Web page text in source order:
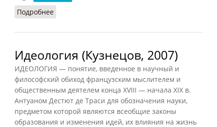
Подробнее
Идеология (Кузнецов, 2007)
ИДЕОЛОГИЯ — понятие, введенное в научный и
философский обиход французским мыслителем и
общественным деятелем конца XVIII — начала XIX в.
Антуаном Дестют де Траси для обозначения науки,
предметом которой являются всеобщие законы
образования и изменения идей, их влияния на жизнь